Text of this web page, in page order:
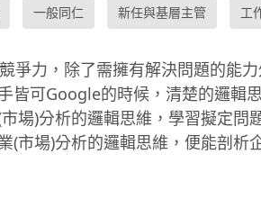
一般同仁 新任與基層主管 工
爭力，除了需擁有解決問題的能
皆可Google的時候，清楚的邏輯
場)分析的邏輯思維，學習擬定
(市場)分析的邏輯思維，便能剖